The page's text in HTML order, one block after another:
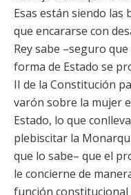
Esas están siendo las
que encararse con
Rey sabe –seguro
forma de Estado se
II de la Constitución
varón sobre la mujer
Estado, lo que
plebiscitar la
que lo sabe– que el
le concierne de
función constitucional